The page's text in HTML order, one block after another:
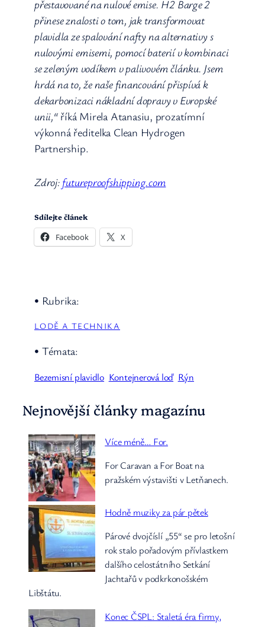
přestavované na nulové emise. H2 Barge 2
přinese znalosti o tom, jak transformovat
plavidla ze spalování nafty na alternativy s
nulovými emisemi, pomocí baterií v kombinaci
se zeleným vodíkem v palivovém článku. Jsem
hrdá na to, že naše financování přispívá k
dekarbonizaci nákladní dopravy v Evropské
unii,“říká Mirela Atanasiu, prozatímní
výkonná ředitelka Clean Hydrogen
Partnership.
Zdroj: futureproofshipping.com
Sdílejte článek
Facebook X
• Rubrika:
LODĚ A TECHNIKA
• Témata:
Bezemisní plavidlo Kontejnerová loď Rýn
Nejnovější články magazínu
Více méně… For.
For Caravan a For Boat na
pražském výstavišti v Letňanech.
Hodně muziky za pár pětek
Párové dvojčíslí „55“ se pro letošní
rok stalo pořadovým přívlastkem
dalšího celostátního Setkání
Jachtařů v podkrkonošském
Libštátu.
Konec ČSPL: Staletá éra firmy,